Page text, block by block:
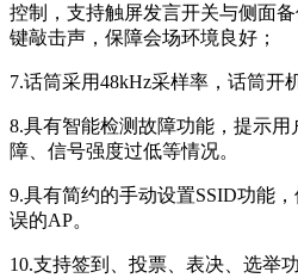
控制，支持触屏发言开关与侧面
键敲击声，保障会场环境良好；
7.话筒采用48kHz采样率，话筒开
8.具有智能检测故障功能，提示
障、信号强度过低等情况。
9.具有简约的手动设置SSID功能
误的AP。
10.支持签到、投票、表决、选举